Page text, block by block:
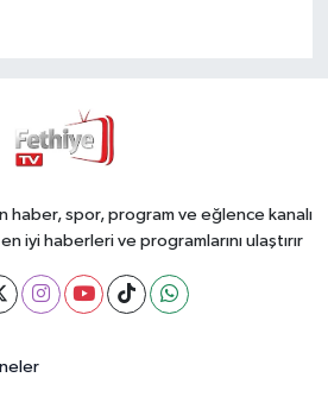
spor, program ve eğlence kanalı
iyi haberleri ve programlarını ulaştırır